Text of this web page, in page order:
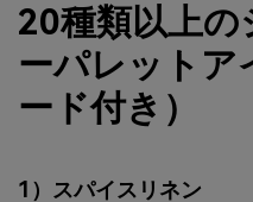
20種類以上の
ーパレットア
ード付き）
1）スパイスリネン